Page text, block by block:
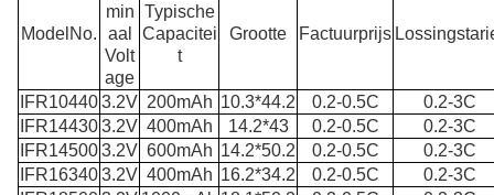
ModelNo.
min
aal
Volt
age
Typische
Capacitei
t
Grootte Factuurprijs
IFR104403.2V 200mAh 10.3*44.2 0.2-0.5C
0.2-3C
IFR144303.2V 400mAh 14.2*43 0.2-0.5C
0.2-3C
IFR145003.2V 600mAh 14.2*50.2 0.2-0.5C
0.2-3C
IFR163403.2V 400mAh 16.2*34.2 0.2-0.5C
0.2-3C